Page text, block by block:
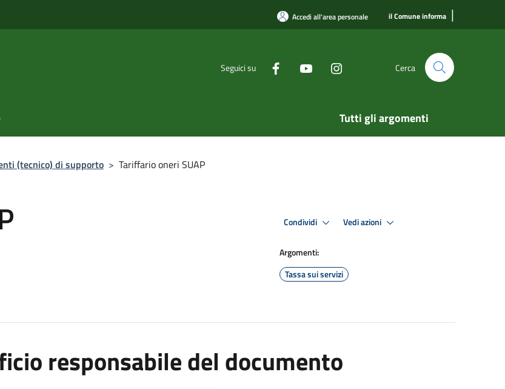
Accedi all'area personale il Comune informa |
Seguici su Cerca
Tutti gli argomenti
(tecnico) di supporto > Tariffario oneri SUAP
Condividi Vedi azioni
Argomenti:
Tassa sui servizi
responsabile del documento